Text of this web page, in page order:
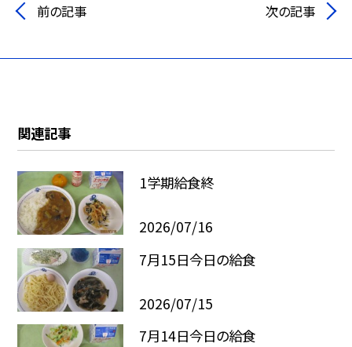
前の記事 次の記事
関連記事
1学期給食終
2026/07/16
7月15日今日の給食
2026/07/15
7月14日今日の給食